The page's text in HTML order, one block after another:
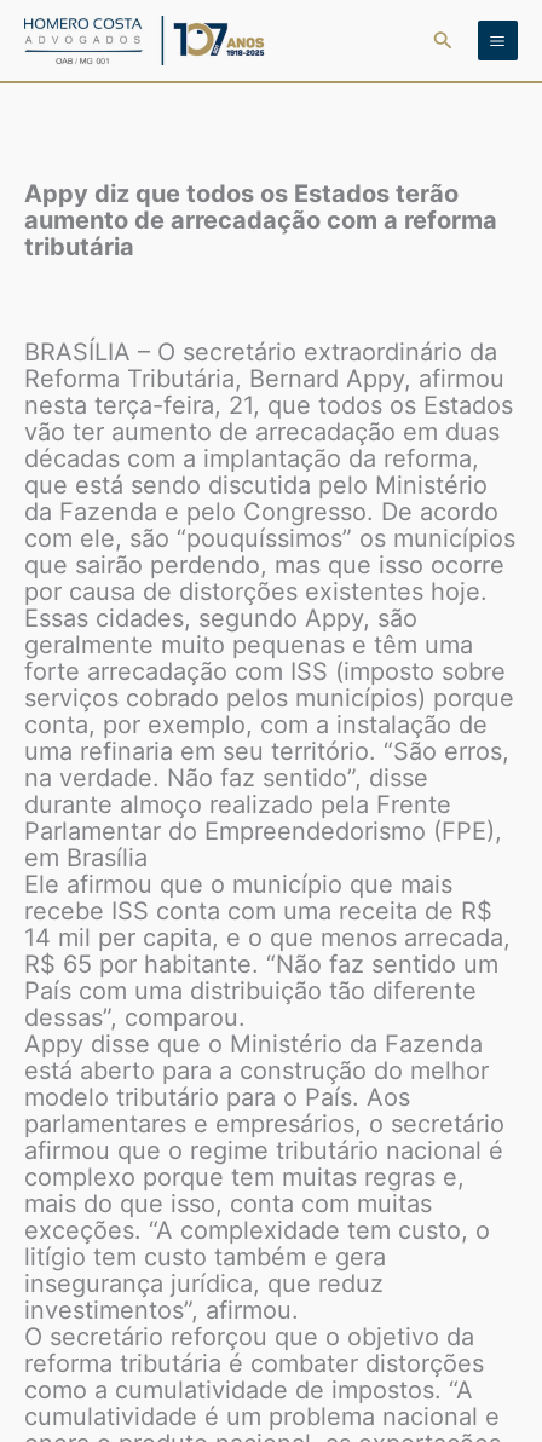
para
Pesquisar
Appy diz que todos os Estados terão
aumento de arrecadação com a reforma
tributária
BRASÍLIA – O secretário extraordinário da
Reforma Tributária, Bernard Appy, afirmou
nesta terça-feira, 21, que todos os Estados
vão ter aumento de arrecadação em duas
décadas com a implantação da reforma,
que está sendo discutida pelo Ministério
da Fazenda e pelo Congresso. De acordo
com ele, são “pouquíssimos” os municípios
que sairão perdendo, mas que isso ocorre
por causa de distorções existentes hoje.
Essas cidades, segundo Appy, são
geralmente muito pequenas e têm uma
forte arrecadação com ISS (imposto sobre
serviços cobrado pelos municípios) porque
conta, por exemplo, com a instalação de
uma refinaria em seu território. “São erros,
na verdade. Não faz sentido”, disse
durante almoço realizado pela Frente
Parlamentar do Empreendedorismo (FPE),
em Brasília
Ele afirmou que o município que mais
recebe ISS conta com uma receita de R$
14 mil per capita, e o que menos arrecada,
R$ 65 por habitante. “Não faz sentido um
País com uma distribuição tão diferente
dessas”, comparou.
Appy disse que o Ministério da Fazenda
está aberto para a construção do melhor
modelo tributário para o País. Aos
parlamentares e empresários, o secretário
afirmou que o regime tributário nacional é
complexo porque tem muitas regras e,
mais do que isso, conta com muitas
exceções. “A complexidade tem custo, o
litígio tem custo também e gera
insegurança jurídica, que reduz
investimentos”, afirmou.
O secretário reforçou que o objetivo da
reforma tributária é combater distorções
como a cumulatividade de impostos. “A
cumulatividade é um problema nacional e